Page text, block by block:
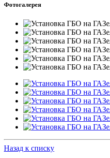
Фотогалерея
Назад к списку